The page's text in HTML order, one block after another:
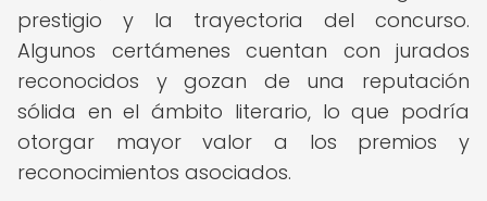
prestigio y la trayectoria del concurso.
Algunos certámenes cuentan con jurados
reconocidos y gozan de una reputación
sólida en el ámbito literario, lo que podría
otorgar mayor valor a los premios y
reconocimientos asociados.